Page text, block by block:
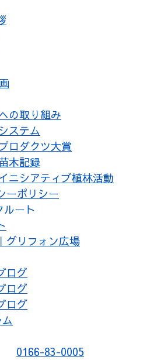
の取り組み
ステム
ロダクツ大賞
木記録
ニシアティブ植林活動
ーポリシー
ルート
グリフォン広場
ログ
ログ
ログ
0166-83-0005